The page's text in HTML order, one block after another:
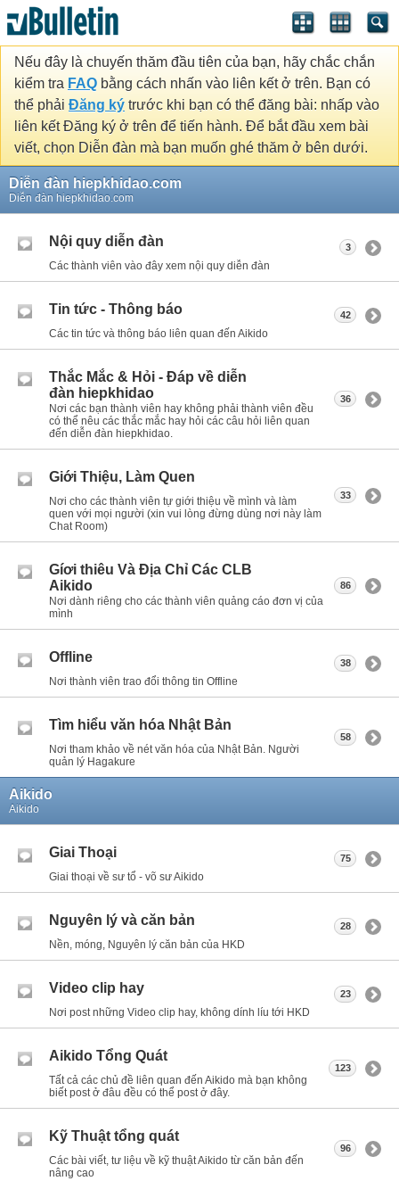
Nếu đây là chuyến thăm đầu tiên của bạn, hãy chắc chắn
kiểm tra FAQ bằng cách nhấn vào liên kết ở trên. Bạn có
thể phải Đăng ký trước khi bạn có thể đăng bài: nhấp vào
liên kết Đăng ký ở trên để tiến hành. Để bắt đầu xem bài
viết, chọn Diễn đàn mà bạn muốn ghé thăm ở bên dưới.
Diễn đàn hiepkhidao.com
Diễn đàn hiepkhidao.com
Nội quy diễn đàn
Các thành viên vào đây xem nội quy diễn đàn
3
Tin tức - Thông báo
Các tin tức và thông báo liên quan đến Aikido
42
Thắc Mắc & Hỏi - Đáp về diễn
đàn hiepkhidao
Nơi các bạn thành viên hay không phải thành viên đều
có thể nêu các thắc mắc hay hỏi các câu hỏi liên quan
đến diễn đàn hiepkhidao.
36
Giới Thiệu, Làm Quen
Nơi cho các thành viên tự giới thiệu về mình và làm
quen với mọi người (xin vui lòng đừng dùng nơi này làm
Chat Room)
33
Gíơi thiêu Và Địa Chỉ Các CLB
Aikido
Nơi dành riêng cho các thành viên quảng cáo đơn vị của
mình
86
Offline
Nơi thành viên trao đổi thông tin Offline
38
Tìm hiểu văn hóa Nhật Bản
Nơi tham khảo về nét văn hóa của Nhật Bản. Người
quản lý Hagakure
58
Aikido
Aikido
Giai Thoại
Giai thoại về sư tổ - võ sư Aikido
75
Nguyên lý và căn bản
Nền, móng, Nguyên lý căn bản của HKD
28
Video clip hay
Nơi post những Video clip hay, không dính líu tới HKD
23
Aikido Tổng Quát
Tất cả các chủ đề liên quan đến Aikido mà bạn không
biết post ở đâu đều có thể post ở đây.
123
Kỹ Thuật tổng quát
Các bài viết, tư liệu về kỹ thuật Aikido từ căn bản đến
nâng cao
96